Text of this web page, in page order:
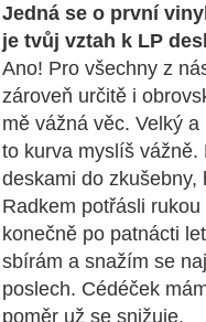
Jedná se o první
je tvůj vztah k LP
Ano! Pro všechny z
zároveň určitě i
mě vážná věc. Velký
to kurva myslíš vážně.
deskami do zkušebny,
Radkem potřásli
konečně po patnácti
sbírám a snažím se
poslech. Cédéček
poměr už se snižuje.